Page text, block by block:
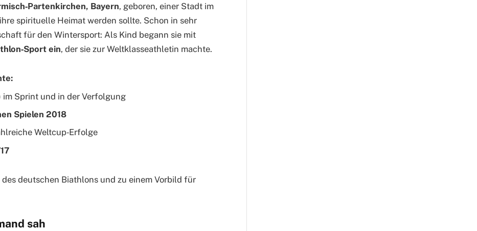
Bayern, geboren, einer Stadt im
spirituelle Heimat werden sollte. Schon in sehr
für den Wintersport: Als Kind begann sie mit
ein, der sie zur Weltklasseathletin machte.
im Sprint und in der Verfolgung
Spielen 2018
Weltcup‑Erfolge
deutschen Biathlons und zu einem Vorbild für
sah